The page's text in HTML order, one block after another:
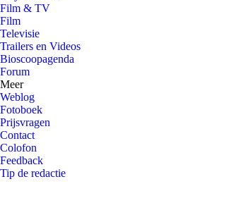
Film & TV
Film
Televisie
Trailers en Videos
Bioscoopagenda
Forum
Meer
Weblog
Fotoboek
Prijsvragen
Contact
Colofon
Feedback
Tip de redactie